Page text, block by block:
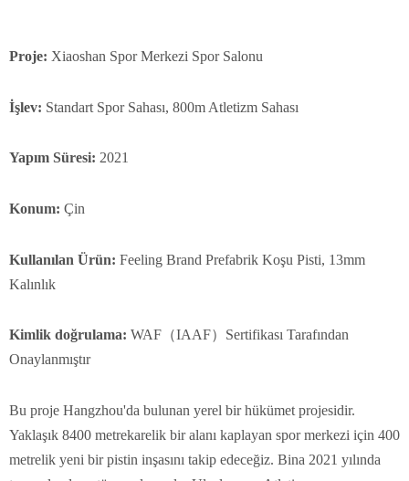
Proje: Xiaoshan Spor Merkezi Spor Salonu
İşlev: Standart Spor Sahası, 800m Atletizm Sahası
Yapım Süresi: 2021
Konum: Çin
Kullanılan Ürün: Feeling Brand Prefabrik Koşu Pisti, 13mm
Kalınlık
Kimlik doğrulama: WAF（IAAF）Sertifikası Tarafından
Onaylanmıştır
Bu proje Hangzhou'da bulunan yerel bir hükümet projesidir.
Yaklaşık 8400 metrekarelik bir alanı kaplayan spor merkezi için 400
metrelik yeni bir pistin inşasını takip edeceğiz. Bina 2021 yılında